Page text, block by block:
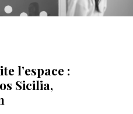
l’espace :
Sicilia,